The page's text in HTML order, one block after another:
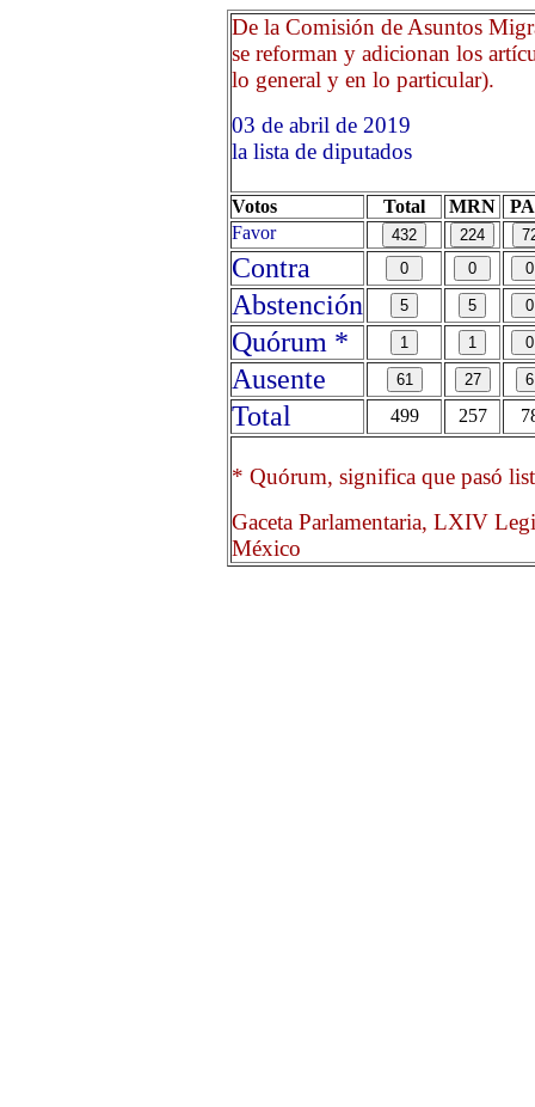
De la Comisión de Asuntos
se reforman y adicionan los
lo general y en lo particular).
03 de abril de 2019
la lista de diputados
Votos Total MRN
Favor
Contra
Abstención
Quórum *
Ausente
Total
499 257
* Quórum, significa que pasó
Gaceta Parlamentaria, LXIV
México